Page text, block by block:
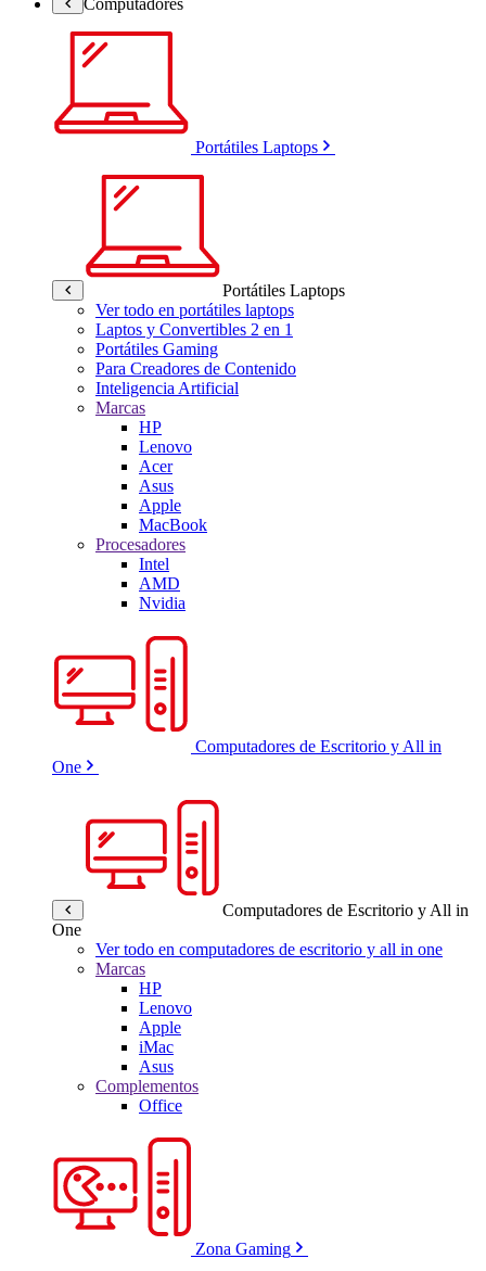
Portátiles Laptops
Portátiles Laptops
Ver todo en portátiles laptops
Laptos y Convertibles 2 en 1
Portátiles Gaming
Para Creadores de Contenido
Inteligencia Artificial
Marcas
HP
Lenovo
Acer
Asus
Apple
MacBook
Procesadores
Intel
AMD
Nvidia
Computadores de Escritorio y All in
One
Computadores de Escritorio y All in
One
Ver todo en computadores de escritorio y all in one
Marcas
HP
Lenovo
Apple
iMac
Asus
Complementos
Office
Zona Gaming